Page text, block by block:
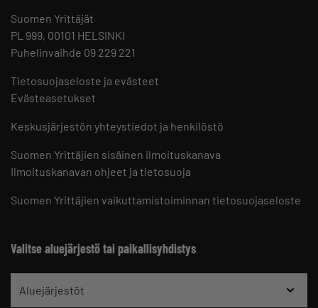
Suomen Yrittäjät
PL 999, 00101 HELSINKI
Puhelinvaihde 09 229 221
Tietosuojaseloste ja evästeet
Evästeasetukset
Keskusjärjestön yhteystiedot ja henkilöstö
Suomen Yrittäjien sisäinen ilmoituskanava
Ilmoituskanavan ohjeet ja tietosuoja
Suomen Yrittäjien vaikuttamistoiminnan tietosuojaseloste
Valitse aluejärjestö tai paikallisyhdistys
Aluejärjestöt